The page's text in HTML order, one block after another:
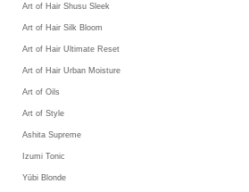
Art of Hair Shusu Sleek
Art of Hair Silk Bloom
Art of Hair Ultimate Reset
Art of Hair Urban Moisture
Art of Oils
Art of Style
Ashita Supreme
Izumi Tonic
Yūbi Blonde